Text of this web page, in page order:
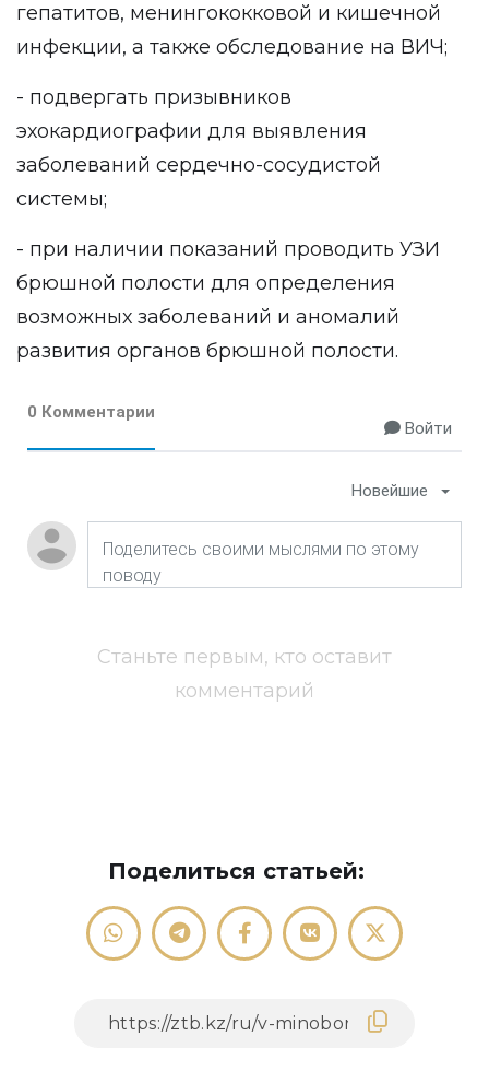
гепатитов, менингококковой и кишечной
инфекции, а также обследование на ВИЧ;
- подвергать призывников
эхокардиографии для выявления
заболеваний сердечно-сосудистой
системы;
- при наличии показаний проводить УЗИ
брюшной полости для определения
возможных заболеваний и аномалий
развития органов брюшной полости.
0 Комментарии
Войти
Новейшие
Станьте первым, кто оставит
комментарий
Поделиться статьей: